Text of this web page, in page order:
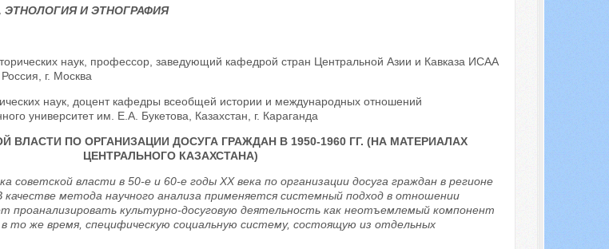
ЭТНОЛОГИЯ И ЭТНОГРАФИЯ
наук, профессор, заведующий кафедрой стран Центральной Азии и Кавказа ИСАА
г. Москва
наук, доцент кафедры всеобщей истории и международных отношений
университет им. Е.А. Букетова, Казахстан, г. Караганда
ВЛАСТИ ПО ОРГАНИЗАЦИИ ДОСУГА ГРАЖДАН В 1950-1960 ГГ. (НА МАТЕРИАЛАХ
ЦЕНТРАЛЬНОГО КАЗАХСТАНА)
советской власти в 50-е и 60-е годы ХХ века по организации досуга граждан в регионе
метода научного анализа применяется системный подход в отношении
проанализировать культурно-досуговую деятельность как неотъемлемый компонент
то же время, специфическую социальную систему, состоящую из отдельных